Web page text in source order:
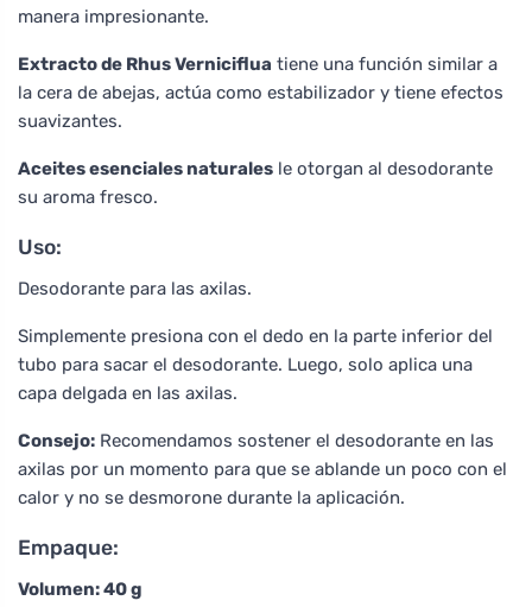
manera impresionante.
Extracto de Rhus Verniciflua tiene una función similar a
la cera de abejas, actúa como estabilizador y tiene efectos
suavizantes.
Aceites esenciales naturales le otorgan al desodorante
su aroma fresco.
Uso:
Desodorante para las axilas.
Simplemente presiona con el dedo en la parte inferior del
tubo para sacar el desodorante. Luego, solo aplica una
capa delgada en las axilas.
Consejo: Recomendamos sostener el desodorante en las
axilas por un momento para que se ablande un poco con el
calor y no se desmorone durante la aplicación.
Empaque:
Volumen: 40 g